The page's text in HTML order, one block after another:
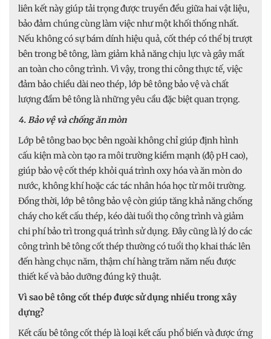
liên kết này giúp tải trọng được truyền đều giữa hai vật liệu,
bảo đảm chúng cùng làm việc như một khối thống nhất.
Nếu không có sự bám dính hiệu quả, cốt thép có thể bị trượt
bên trong bê tông, làm giảm khả năng chịu lực và gây mất
an toàn cho công trình. Vì vậy, trong thi công thực tế, việc
đảm bảo chiều dài neo thép, lớp bê tông bảo vệ và chất
lượng đầm bê tông là những yêu cầu đặc biệt quan trọng.
4. Bảo vệ và chống ăn mòn
Lớp bê tông bao bọc bên ngoài không chỉ giúp định hình
cấu kiện mà còn tạo ra môi trường kiềm mạnh (độ pH cao),
giúp bảo vệ cốt thép khỏi quá trình oxy hóa và ăn mòn do
nước, không khí hoặc các tác nhân hóa học từ môi trường.
Đồng thời, lớp bê tông bảo vệ còn giúp tăng khả năng chống
cháy cho kết cấu thép, kéo dài tuổi thọ công trình và giảm
chi phí bảo trì trong quá trình sử dụng. Đây cũng là lý do các
công trình bê tông cốt thép thường có tuổi thọ khai thác lên
đến hàng chục năm, thậm chí hàng trăm năm nếu được
thiết kế và bảo dưỡng đúng kỹ thuật.
Vì sao bê tông cốt thép được sử dụng nhiều trong xây
dựng?
Kết cấu bê tông cốt thép là loại kết cấu phổ biến và được ứng